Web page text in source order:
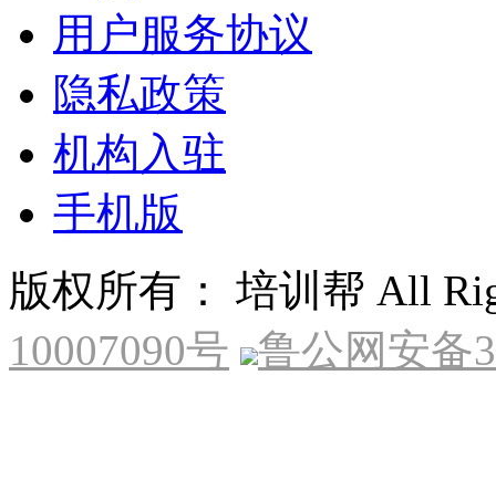
用户服务协议
隐私政策
机构入驻
手机版
版权所有： 培训帮 All
10007090号
鲁公网安备